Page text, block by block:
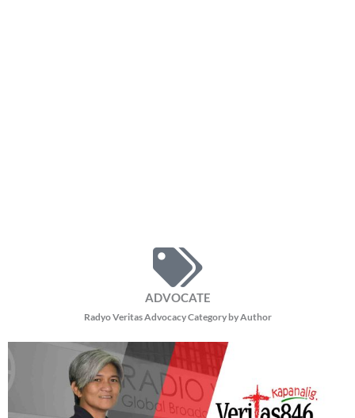
ADVOCATE
Radyo Veritas Advocacy Category by Author